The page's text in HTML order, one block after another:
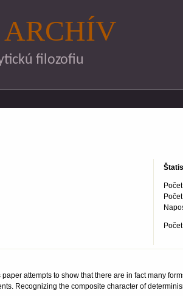
ARCHÍV
filozofiu
attempts to show that there are in fact many
Recognizing the composite character of